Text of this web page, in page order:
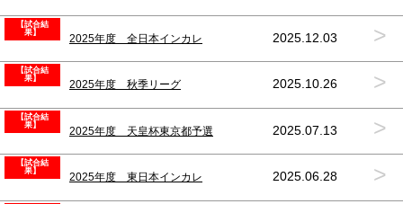
【試合結
果】
2025年度 全日本インカレ 2025.12.03 >
【試合結
果】
2025年度 秋季リーグ 2025.10.26 >
【試合結
果】
2025年度 天皇杯東京都予選 2025.07.13 >
【試合結
果】
2025年度 東日本インカレ 2025.06.28 >